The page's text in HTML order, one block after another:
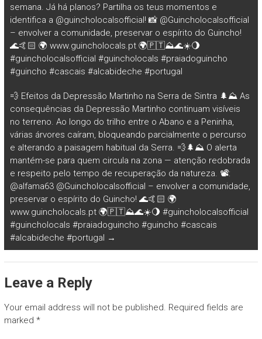
semana. Já há planos? Partilha os teus momentos e
identifica a @guincholocalsofficial! 📸 @Guincholocalsofficial
– envolver a comunidade, preservar o espírito do Guincho!
🌊🤙🏻 🌍 www.guincholocals.pt 🌍🇵🇹⛰🌊☀️🌖
#guincholocalsofficial #guincholocals #praiadoguincho
#guincho #cascais #alcabideche #portugal
💨 Efeitos da Depressão Martinho na Serra de Sintra 🌲⛰️ As
consequências da Depressão Martinho continuam visíveis
no terreno. Ao longo do trilho entre o Abano e a Peninha,
várias árvores caíram, bloqueando parcialmente o percurso
e alterando a paisagem habitual da Serra. 💨🌲⛰️ O alerta
mantém-se para quem circula na zona — atenção redobrada
e respeito pelo tempo de recuperação da natureza. 📽️:
@alfama63 @Guincholocalsofficial – envolver a comunidade,
preservar o espírito do Guincho! 🌊🤙🏻 🌍
www.guincholocals.pt 🌍🇵🇹⛰🌊☀️🌖 #guincholocalsofficial
#guincholocals #praiadoguincho #guincho #cascais
#alcabideche #portugal →
Leave a Reply
Your email address will not be published. Required fields are
marked *